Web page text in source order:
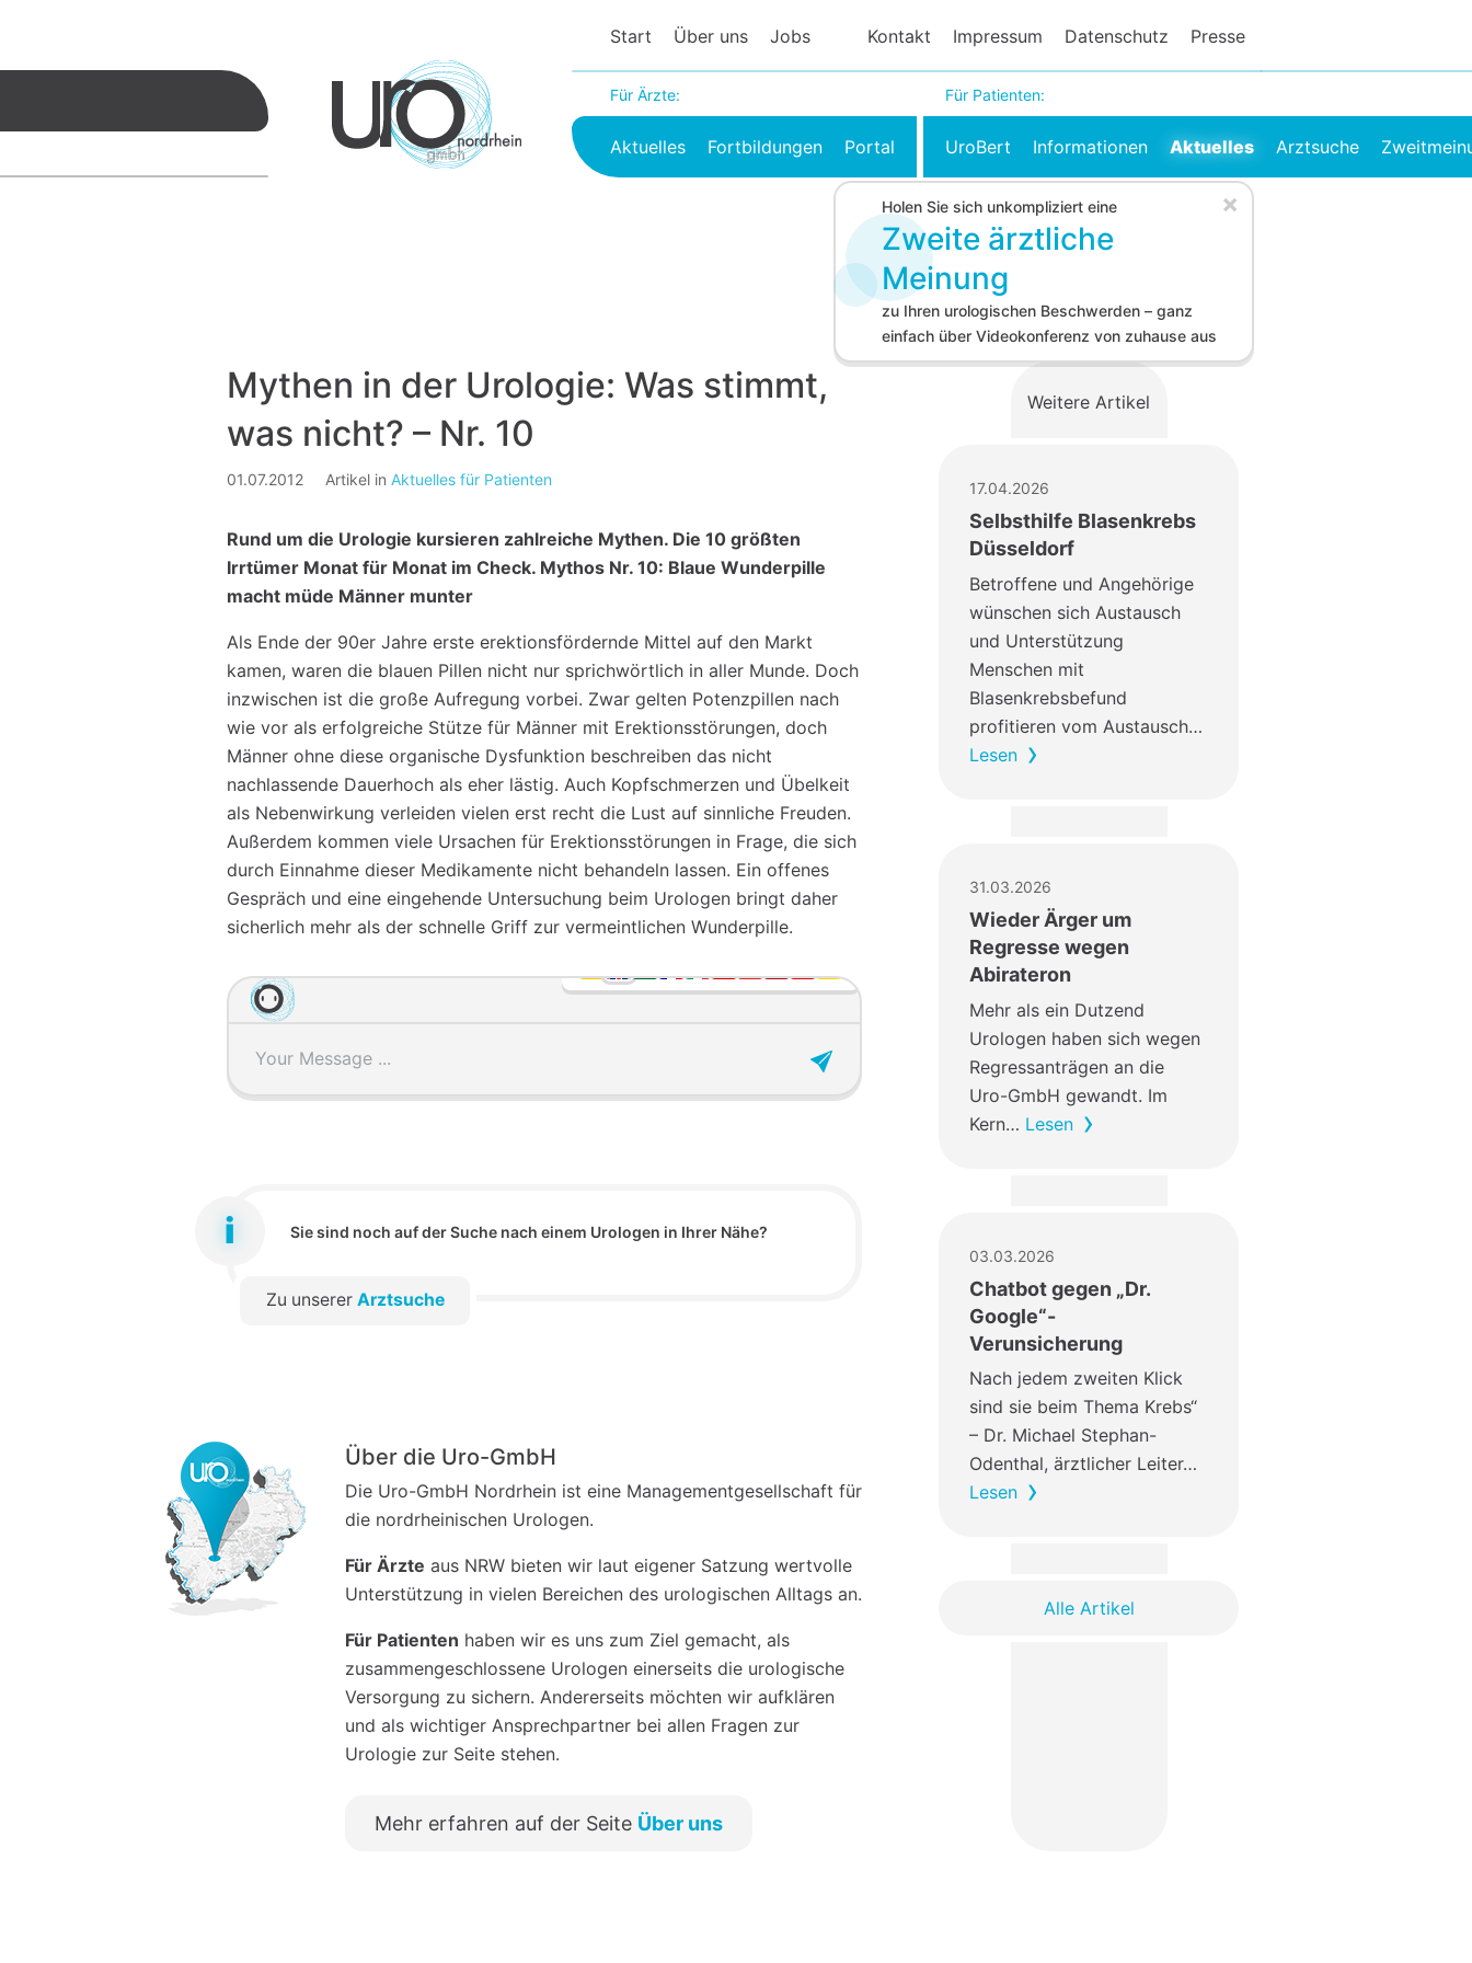
Start Über uns Jobs Kontakt Impressum Datenschutz Presse
Für Ärzte:
Aktuelles Fortbildungen Portal
Für Patienten:
UroBert Informationen Aktuelles Arztsuche
Holen Sie sich unkompliziert eine
Zweite ärztliche
Meinung
zu Ihren urologischen Beschwerden – ganz
einfach über Videokonferenz von zuhause aus
×
Mythen in der Urologie: Was stimmt,
was nicht? – Nr. 10
01.07.2012 Artikel in Aktuelles für Patienten
Rund um die Urologie kursieren zahlreiche Mythen. Die 10 größten
Irrtümer Monat für Monat im Check. Mythos Nr. 10: Blaue Wunderpille
macht müde Männer munter
Als Ende der 90er Jahre erste erektionsfördernde Mittel auf den Markt
kamen, waren die blauen Pillen nicht nur sprichwörtlich in aller Munde. Doch
inzwischen ist die große Aufregung vorbei. Zwar gelten Potenzpillen nach
wie vor als erfolgreiche Stütze für Männer mit Erektionsstörungen, doch
Männer ohne diese organische Dysfunktion beschreiben das nicht
nachlassende Dauerhoch als eher lästig. Auch Kopfschmerzen und Übelkeit
als Nebenwirkung verleiden vielen erst recht die Lust auf sinnliche Freuden.
Außerdem kommen viele Ursachen für Erektionsstörungen in Frage, die sich
durch Einnahme dieser Medikamente nicht behandeln lassen. Ein offenes
Gespräch und eine eingehende Untersuchung beim Urologen bringt daher
sicherlich mehr als der schnelle Griff zur vermeintlichen Wunderpille.
Sie sind noch auf der Suche nach einem Urologen in Ihrer Nähe?
Zu unserer Arztsuche
Über die Uro-GmbH
Die Uro-GmbH Nordrhein ist eine Managementgesellschaft für
die nordrheinischen Urologen.
Für Ärzte aus NRW bieten wir laut eigener Satzung wertvolle
Unterstützung in vielen Bereichen des urologischen Alltags an.
Für Patienten haben wir es uns zum Ziel gemacht, als
zusammengeschlossene Urologen einerseits die urologische
Versorgung zu sichern. Andererseits möchten wir aufklären
und als wichtiger Ansprechpartner bei allen Fragen zur
Urologie zur Seite stehen.
Mehr erfahren auf der Seite Über uns
Weitere Artikel
17.04.2026
Selbsthilfe Blasenkrebs
Düsseldorf
Betroffene und Angehörige
wünschen sich Austausch
und Unterstützung
Menschen mit
Blasenkrebsbefund
profitieren vom Austausch…
Lesen
31.03.2026
Wieder Ärger um
Regresse wegen
Abirateron
Mehr als ein Dutzend
Urologen haben sich wegen
Regressanträgen an die
Uro-GmbH gewandt. Im
Kern… Lesen
03.03.2026
Chatbot gegen „Dr.
Google“-
Verunsicherung
Nach jedem zweiten Klick
sind sie beim Thema Krebs“
– Dr. Michael Stephan-
Odenthal, ärztlicher Leiter…
Lesen
Alle Artikel